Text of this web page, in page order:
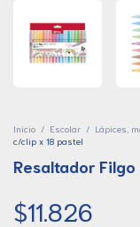
Inicio / Escolar / Lápices,
c/clip x 18 pastel
Resaltador
$11.826